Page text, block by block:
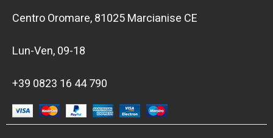
Centro Oromare, 81025 Marcianise CE
Lun-Ven, 09-18
+39 0823 16 44 790